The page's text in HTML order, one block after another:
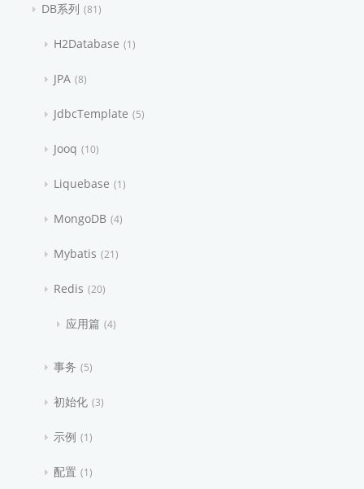
DB系列 81
H2Database 1
JPA 8
JdbcTemplate 5
Jooq 10
Liquebase 1
MongoDB 4
Mybatis 21
Redis 20
应用篇 4
事务 5
初始化 3
示例 1
配置 1